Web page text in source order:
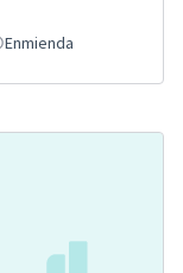
Enmienda